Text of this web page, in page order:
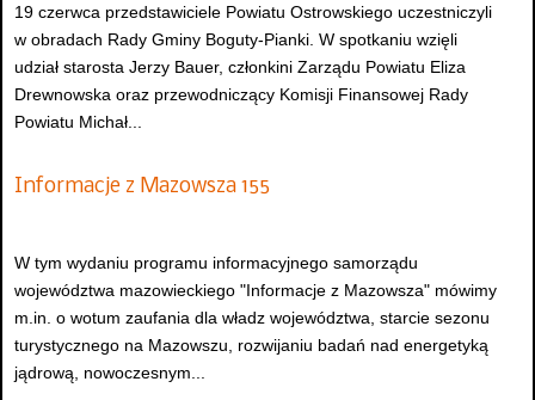
19 czerwca przedstawiciele Powiatu Ostrowskiego uczestniczyli
w obradach Rady Gminy Boguty-Pianki. W spotkaniu wzięli
udział starosta Jerzy Bauer, członkini Zarządu Powiatu Eliza
Drewnowska oraz przewodniczący Komisji Finansowej Rady
Powiatu Michał...
Informacje z Mazowsza 155
W tym wydaniu programu informacyjnego samorządu
województwa mazowieckiego "Informacje z Mazowsza" mówimy
m.in. o wotum zaufania dla władz województwa, starcie sezonu
turystycznego na Mazowszu, rozwijaniu badań nad energetyką
jądrową, nowoczesnym...